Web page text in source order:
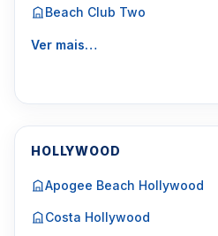
Beach Club Two
Ver mais…
HOLLYWOOD
Apogee Beach Hollywood
Costa Hollywood